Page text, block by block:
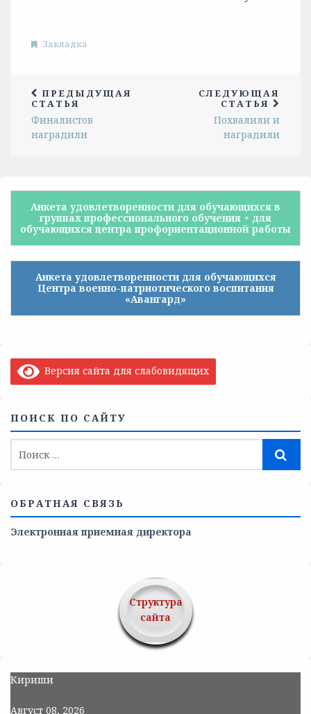
Закладка
ПРЕДЫДУЩАЯ
СТАТЬЯ
Финалистов
наградили
СЛЕДУЮЩАЯ
СТАТЬЯ
Похвалили и
наградили
Анкета удовлетворенности для обучающихся в
группах профессионального обучения + для
обучающихся центра профориентационной работы
Анкета удовлетворенности для обучающихся
Центра военно-патриотического воспитания
«Авангард»
Версия сайта для слабовидящих
ПОИСК ПО САЙТУ
ОБРАТНАЯ СВЯЗЬ
Электронная приемная директора
Структура
сайта
Кириши
Август 08, 2026